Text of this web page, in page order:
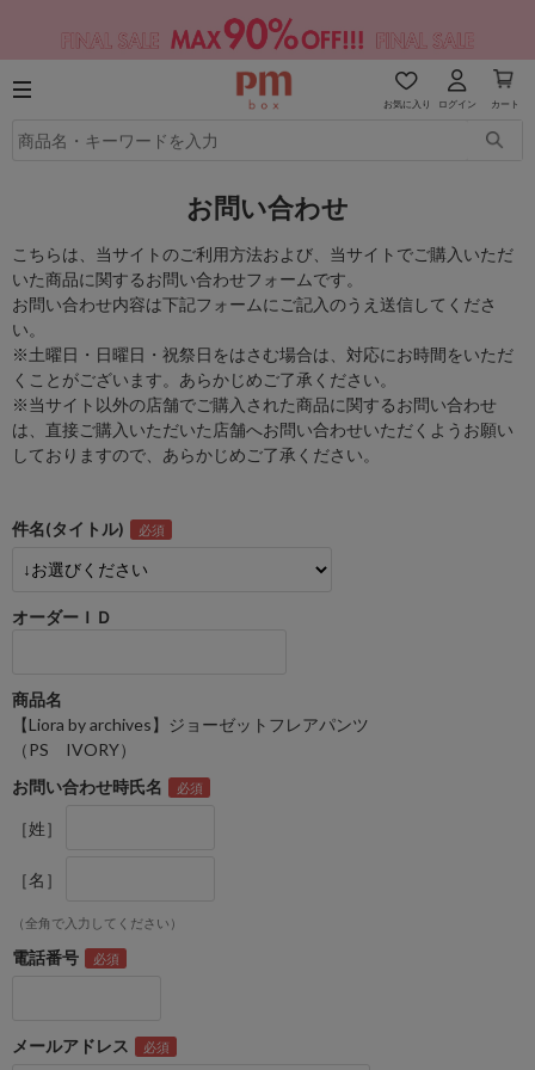
お気に入り ログイン カート
お問い合わせ
こちらは、当サイトのご利用方法および、当サイトでご購入いただ
いた商品に関するお問い合わせフォームです。
お問い合わせ内容は下記フォームにご記入のうえ送信してくださ
い。
※土曜日・日曜日・祝祭日をはさむ場合は、対応にお時間をいただ
くことがございます。あらかじめご了承ください。
※当サイト以外の店舗でご購入された商品に関するお問い合わせ
は、直接ご購入いただいた店舗へお問い合わせいただくようお願い
しておりますので、あらかじめご了承ください。
件名(タイトル)
オーダーＩＤ
商品名
【Liora by archives】ジョーゼットフレアパンツ
（PS IVORY）
お問い合わせ時氏名
［姓］
［名］
（全角で入力してください）
電話番号
メールアドレス